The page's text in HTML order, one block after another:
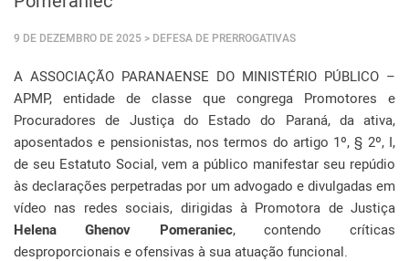
9 DE DEZEMBRO DE 2025 > DEFESA DE PRERROGATIVAS
A ASSOCIAÇÃO PARANAENSE DO MINISTÉRIO PÚBLICO –
APMP, entidade de classe que congrega Promotores e
Procuradores de Justiça do Estado do Paraná, da ativa,
aposentados e pensionistas, nos termos do artigo 1º, § 2º, I,
de seu Estatuto Social, vem a público manifestar seu repúdio
às declarações perpetradas por um advogado e divulgadas em
vídeo nas redes sociais, dirigidas à Promotora de Justiça
Helena Ghenov Pomeraniec, contendo críticas
desproporcionais e ofensivas à sua atuação funcional.